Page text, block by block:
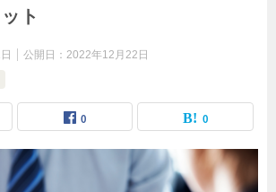
ト
公開日： 2022年12月22日
0 0